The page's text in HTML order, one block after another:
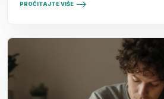
PROČITAJTE VIŠE